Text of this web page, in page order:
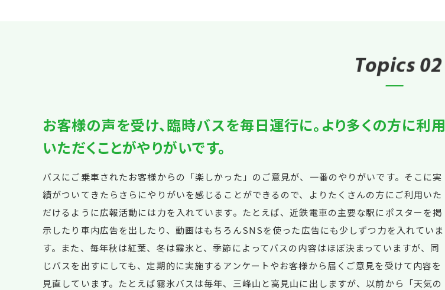
Topics02
お客様の声を受け、臨時バスを毎日運行に。より多くの方に利用
いただくことがやりがいです。
バスにご乗車されたお客様からの「楽しかった」のご意見が、一番のやりがいです。そこに実
績がついてきたらさらにやりがいを感じることができるので、よりたくさんの方にご利用いた
だけるように広報活動には力を入れています。たとえば、近鉄電車の主要な駅にポスターを掲
示したり車内広告を出したり、動画はもちろんSNSを使った広告にも少しずつ力を入れていま
す。また、毎年秋は紅葉、冬は霧氷と、季節によってバスの内容はほぼ決まっていますが、同
じバスを出すにしても、定期的に実施するアンケートやお客様から届くご意見を受けて内容を
見直しています。たとえば霧氷バスは毎年、三峰山と高見山に出しますが、以前から「天気の